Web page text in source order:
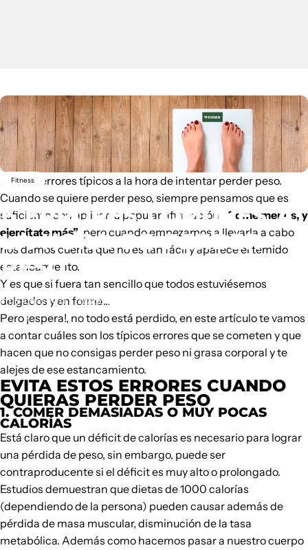
Fitness
6 ERRORES COMUNES A
LA HORA DE PERDER
PESO
18 luglio 2017 scritto da
Existen errores típicos a la hora de intentar perder peso.
Cuando se quiere perder peso, siempre pensamos que es
suficiente con aplicar la popular afirmación “Come menos, y
ejercítate más”, pero cuando empezamos a llevarla a cabo
nos damos cuenta que no es tan fácil y aparece el temido
estancamiento.
Y es que si fuera tan sencillo que todos estuviésemos
delgados y en forma…
Pero ¡espera!, no todo está perdido, en este artículo te vamos
a contar cuáles son los típicos errores que se cometen y que
hacen que no consigas perder peso ni grasa corporal y te
alejes de ese estancamiento.
EVITA ESTOS ERRORES CUANDO
QUIERAS PERDER PESO
1. COMER DEMASIADAS O MUY POCAS
CALORÍAS
Está claro que un déficit de calorías es necesario para lograr
una pérdida de peso, sin embargo, puede ser
contraproducente si el déficit es muy alto o prolongado.
Estudios demuestran que dietas de 1000 calorías
(dependiendo de la persona) pueden causar además de
pérdida de masa muscular, disminución de la tasa
metabólica. Además como hacemos pasar a nuestro cuerpo